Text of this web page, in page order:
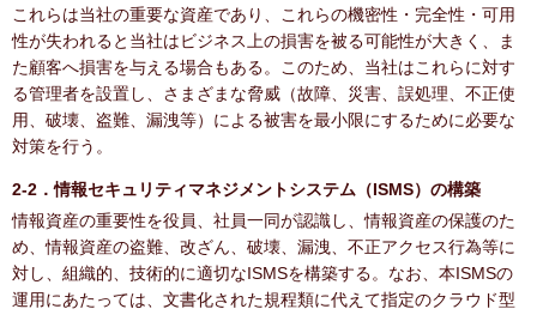
これらは当社の重要な資産であり、これらの機密性・完全性・可用
性が失われると当社はビジネス上の損害を被る可能性が大きく、ま
た顧客へ損害を与える場合もある。このため、当社はこれらに対す
る管理者を設置し、さまざまな脅威（故障、災害、誤処理、不正使
用、破壊、盗難、漏洩等）による被害を最小限にするために必要な
対策を行う。
2-2．情報セキュリティマネジメントシステム（ISMS）の構築
情報資産の重要性を役員、社員一同が認識し、情報資産の保護のた
め、情報資産の盗難、改ざん、破壊、漏洩、不正アクセス行為等に
対し、組織的、技術的に適切なISMSを構築する。なお、本ISMSの
運用にあたっては、文書化された規程類に代えて指定のクラウド型